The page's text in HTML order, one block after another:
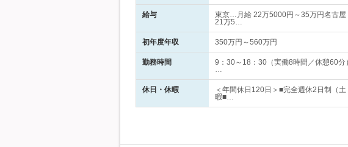
給与
東京…月給 22万5000円～35万円名古
21万5…
初年度年収 350万円～560万円
勤務時間
9：30～18：30（実働8時間／休憩60
…
休日・休暇
＜年間休日120日＞■完全週休2日制（
暇■…